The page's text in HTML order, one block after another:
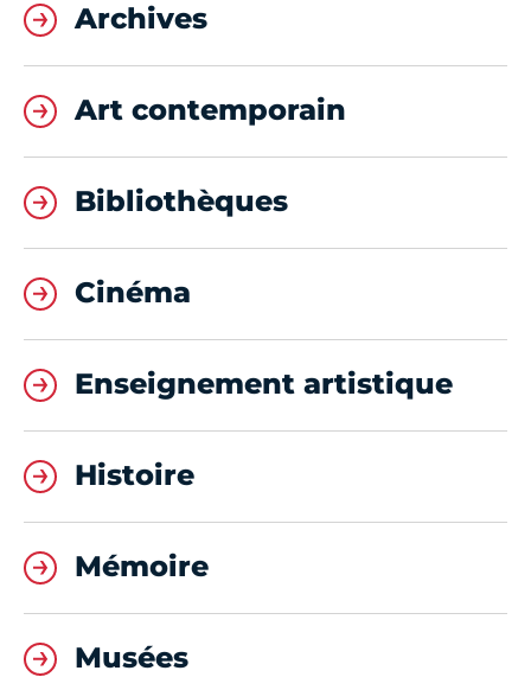
Archives
Art contemporain
Bibliothèques
Cinéma
Enseignement artistique
Histoire
Mémoire
Musées